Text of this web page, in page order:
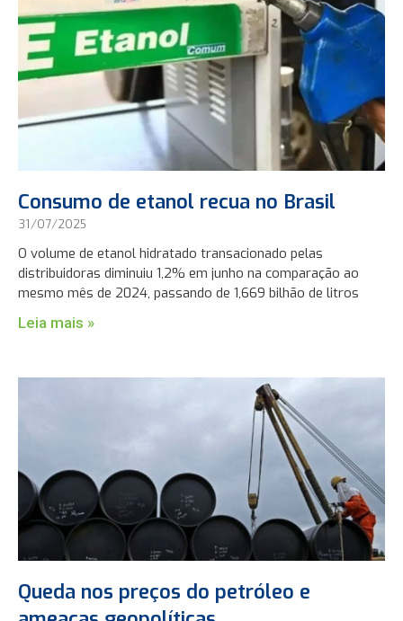
Consumo de etanol recua no Brasil
31/07/2025
O volume de etanol hidratado transacionado pelas
distribuidoras diminuiu 1,2% em junho na comparação ao
mesmo mês de 2024, passando de 1,669 bilhão de litros
Leia mais »
Queda nos preços do petróleo e